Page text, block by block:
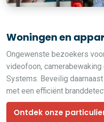
Woningen en
Ongewenste bezoekers
videofoon, camerabewaking
Systems. Beveilig
met een efficiënt
Ontdek onze